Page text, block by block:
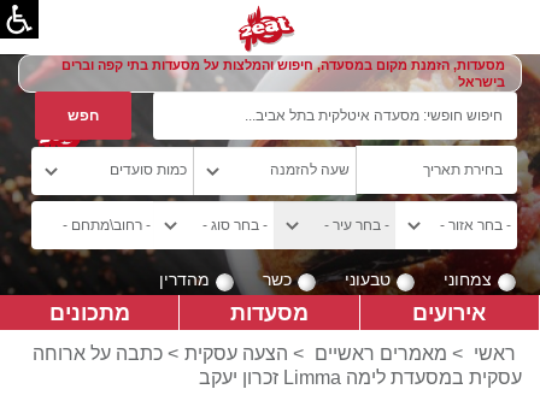
מסעדות, הזמנת מקום במסעדה, חיפוש והמלצות על מסעדות בתי קפה וברים
בישראל
צמחוני טבעוני כשר מהדרין
אירועים מסעדות מתכונים
ראשי > מאמרים ראשיים > הצעה עסקית > כתבה על ארוחה
עסקית במסעדת לימה Limma זכרון יעקב